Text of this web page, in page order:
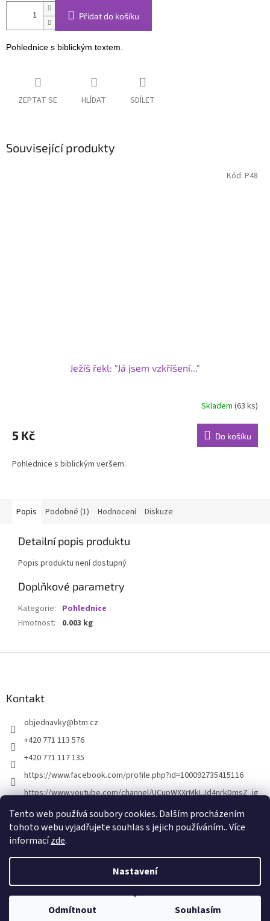
Tento web používá soubory cookies. Dalším procházením
tohoto webu vyjadřujete souhlas s jejich používáním.. Více
informacízde.
Nastavení
Odmítnout Souhlasím
Přidat do košíku
Pohlednice s biblickým textem.
ZEPTAT SE HLÍDAT SDÍLET
Související produkty
Ježíš řekl: "Já jsem vzkříšení..."
Skladem (63 ks)
5 Kč Do košíku
Pohlednice s biblickým veršem.
Kód: P48
Popis Podobné (1) Hodnocení Diskuze
Detailní popis produktu
Popis produktu není dostupný
Doplňkové parametry
Kategorie: Pohlednice
Hmotnost: 0.003 kg
Kontakt
objednavky@btm.cz
+420 771 113 576
+420 771 117 135
https://www.facebook.com/profile.php?id=100092735415116
https://www.youtube.com/channel/UCupWXXrMkLJd4nrkDmsZ_ig
Vytvořil Shoptet
Copyright 2026 . Všechna práva vyhrazena.